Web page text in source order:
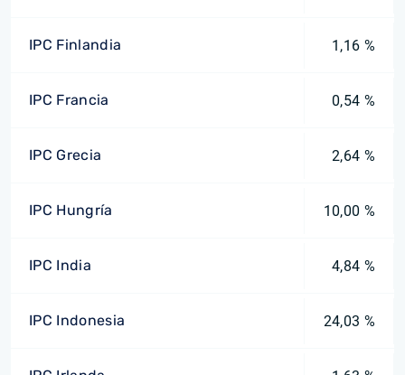
IPC Finlandia 1,16 %
IPC Francia 0,54 %
IPC Grecia 2,64 %
IPC Hungría 10,00 %
IPC India 4,84 %
IPC Indonesia 24,03 %